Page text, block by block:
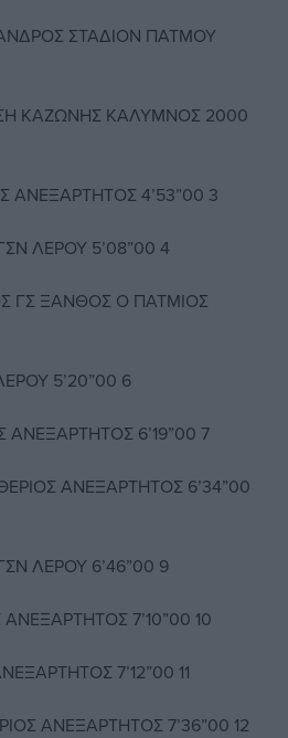
ΣΤΑΔΙΟΝ ΠΑΤΜΟΥ
ΚΑΖΩΝΗΣ ΚΑΛΥΜΝΟΣ 2000
4’53”00 3
ΛΕΡΟΥ 5’08”00 4
ΓΣ ΞΑΝΘΟΣ Ο ΠΑΤΜΙΟΣ
5’20”00 6
6’19”00 7
ΑΝΕΞΑΡΤΗΤΟΣ 6’34”00
ΛΕΡΟΥ 6’46”00 9
7’10”00 10
7’12”00 11
ΑΝΕΞΑΡΤΗΤΟΣ 7’36”00 12